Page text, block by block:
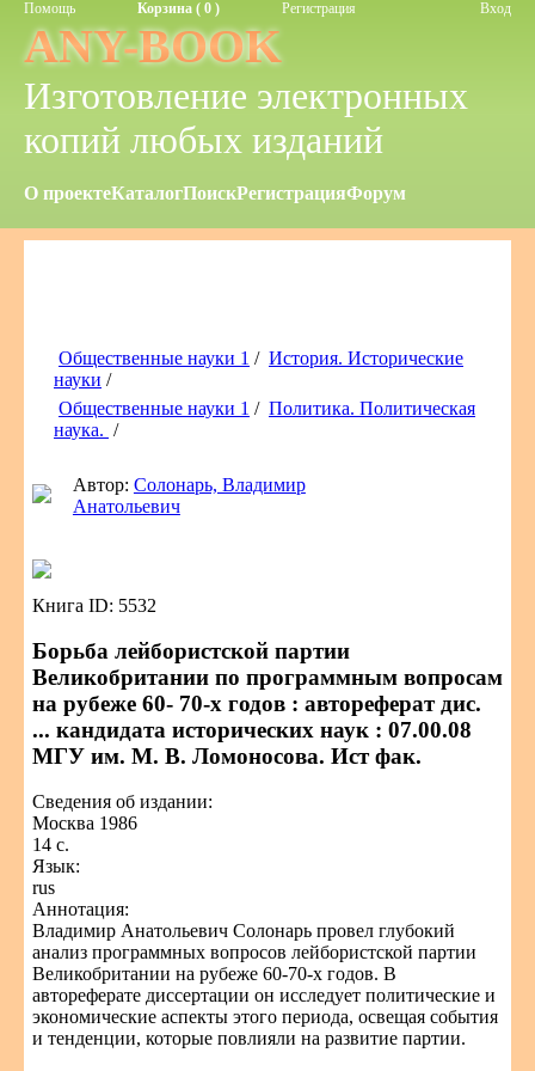
Помощь Корзина ( 0 ) Регистрация Вход
ANY-BOOK
Изготовление электронных
копий любых изданий
О проектеКаталогПоискРегистрацияФорум
Общественные науки 1 / История. Исторические
науки /
Общественные науки 1 / Политика. Политическая
наука. /
Автор: Солонарь, Владимир
Анатольевич
Книга ID: 5532
Борьба лейбористской партии
Великобритании по программным вопросам
на рубеже 60- 70-х годов : автореферат дис.
... кандидата исторических наук : 07.00.08
МГУ им. М. В. Ломоносова. Ист фак.
Сведения об издании:
Москва 1986
14 с.
Язык:
rus
Аннотация:
Владимир Анатольевич Солонарь провел глубокий
анализ программных вопросов лейбористской партии
Великобритании на рубеже 60-70-х годов. В
автореферате диссертации он исследует политические и
экономические аспекты этого периода, освещая события
и тенденции, которые повлияли на развитие партии.